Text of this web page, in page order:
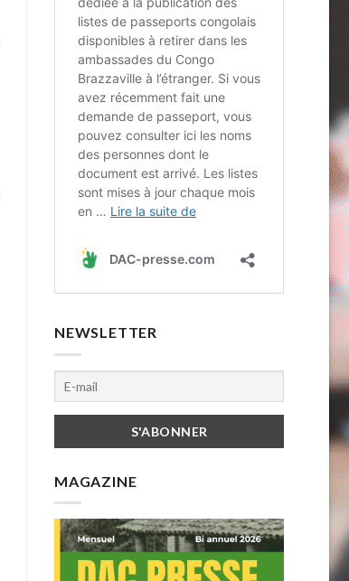
NEWSLETTER
MAGAZINE